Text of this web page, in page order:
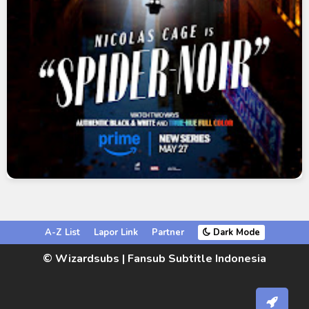
A-Z List Lapor Link Partner Dark Mode
© Wizardsubs | Fansub Subtitle Indonesia